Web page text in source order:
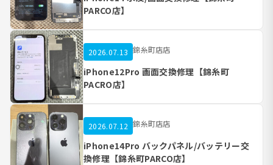
PARCO店】
2026.07.13 錦糸町店店
iPhone12Pro 画面交換修理【錦糸町
PACRO店】
2026.07.12 錦糸町店店
iPhone14Pro バックパネル/バッテリー交
換修理【錦糸町PARCO店】